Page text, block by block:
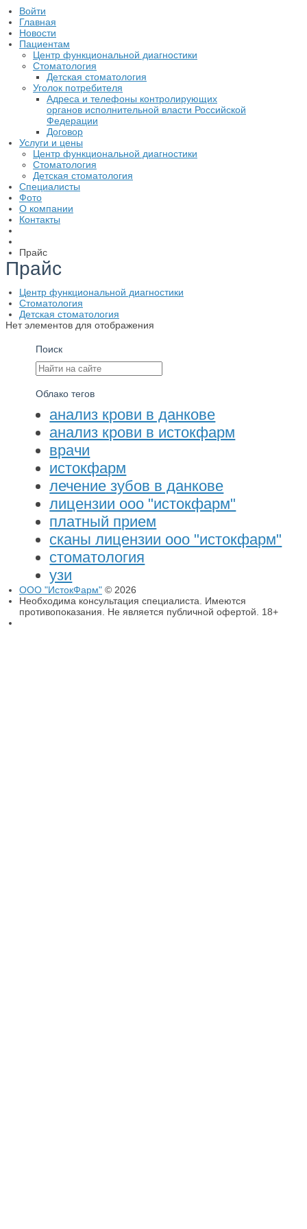
Войти
Главная
Новости
Пациентам
Центр функциональной диагностики
Стоматология
Детская стоматология
Уголок потребителя
Адреса и телефоны контролирующих
органов исполнительной власти Российской
Федерации
Договор
Услуги и цены
Центр функциональной диагностики
Стоматология
Детская стоматология
Cпециалисты
Фото
О компании
Контакты
Прайс
Прайс
Центр функциональной диагностики
Стоматология
Детская стоматология
Нет элементов для отображения
Поиск
Облако тегов
анализ крови в данкове
анализ крови в истокфарм
врачи
истокфарм
лечение зубов в данкове
лицензии ооо "истокфарм"
платный прием
сканы лицензии ооо "истокфарм"
стоматология
узи
ООО "ИстокФарм" © 2026
Необходима консультация специалиста. Имеются
противопоказания. Не является публичной офертой. 18+